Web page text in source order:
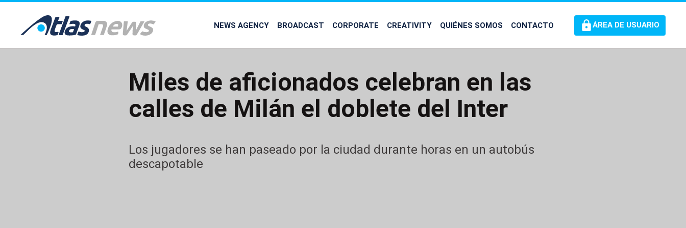
common.go-to-content
NEWS AGENCY BROADCAST CORPORATE CREATIVITY QUIÉNES SOMOS CONTACTO ÁREA DE USUARIO
Miles de aficionados celebran en las
calles de Milán el doblete del Inter
Los jugadores se han paseado por la ciudad durante horas en un autobús
descapotable